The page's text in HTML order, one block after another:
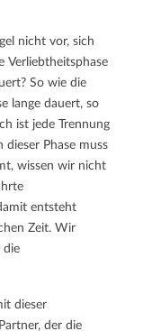
nicht vor, sich
Verliebtheitsphase
So wie die
lange dauert, so
ist jede Trennung
dieser Phase muss
wissen wir nicht
entsteht
Zeit. Wir
die
dieser
der die